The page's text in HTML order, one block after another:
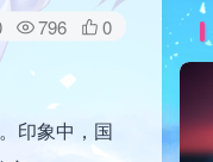
796 0
印象中，国